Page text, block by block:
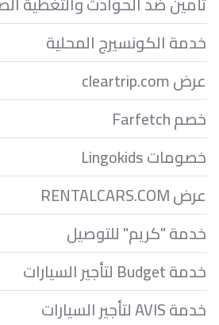
خدمة الكونسيرج المحلية
عرض cleartrip.com
خصم Farfetch
خصومات Lingokids
عرض RENTALCARS.COM
خدمة "كريم" للتوصيل
خدمة Budget لتأجير السيارات
خدمة AVIS لتأجير السيارات